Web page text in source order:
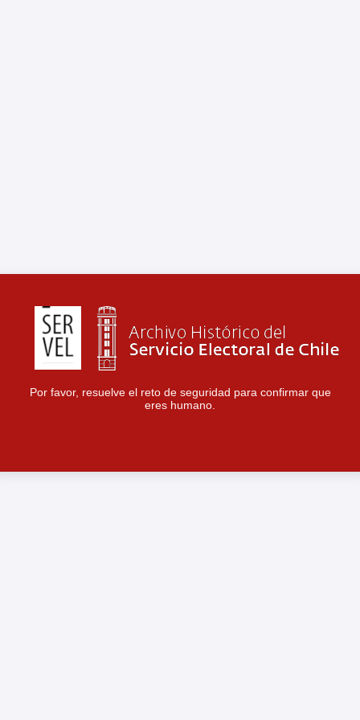
Por favor, resuelve el reto de seguridad para confirmar que
eres humano.